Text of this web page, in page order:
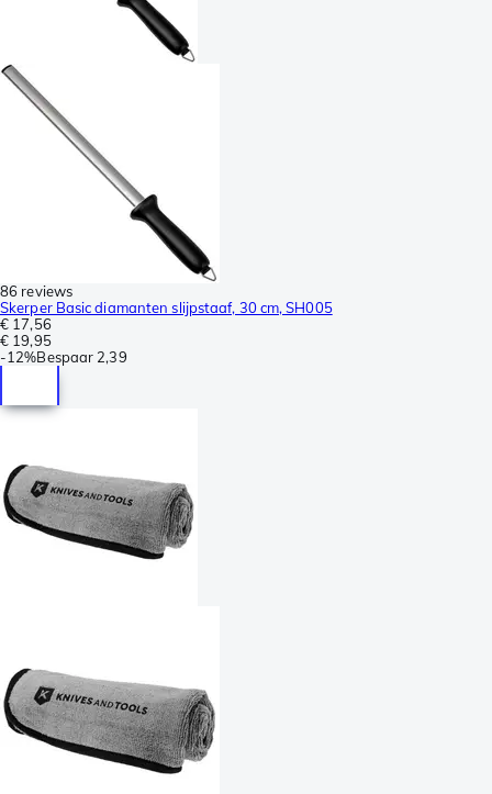
86 reviews
Skerper Basic diamanten slijpstaaf, 30 cm, SH005
€ 17,56
€ 19,95
-12%Bespaar 2,39